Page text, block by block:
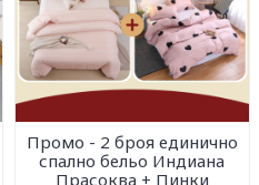
Промо - 2 броя единично
спално бельо Индиана
Прасоква + Пинки